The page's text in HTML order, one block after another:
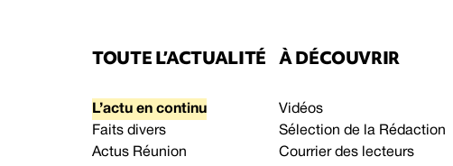
TOUTE L’ACTUALITÉ
L’actu en continu
Faits divers
Actus Réunion
À DÉCOUVRIR
Vidéos
Sélection de la Rédaction
Courrier des lecteurs